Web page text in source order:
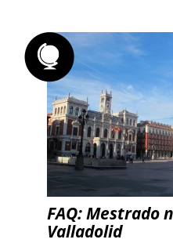
FAQ: Mestrado
Valladolid